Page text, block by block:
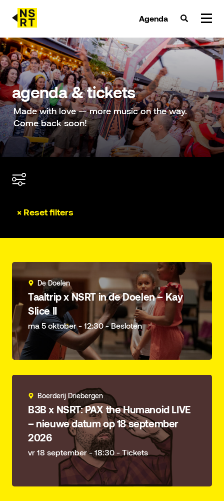
Agenda
agenda & tickets
nieuws
team
over NSRT
partners
agenda & tickets
Made with love — more music on the way.
Come back soon!
× Reset filters
De Doelen
Taaltrip x NSRT in de Doelen – Kay
Slice II
ma 5 oktober - 12:30 - Besloten
Boerderij Driebergen
B3B x NSRT: PAX the Humanoid LIVE
– nieuwe datum op 18 september
2026
vr 18 september - 18:30 - Tickets